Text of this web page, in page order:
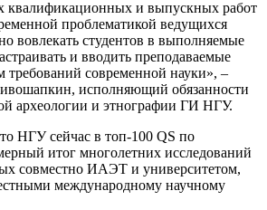
квалификационных и выпускных работ
проблематикой ведущихся
вовлекать студентов в выполняемые
и вводить преподаваемые
требований современной науки», –
исполняющий обязанности
археологии и этнографии ГИ НГУ.
НГУ сейчас в топ-100 QS по
итог многолетних исследований
совместно ИАЭТ и университетом,
международному научному